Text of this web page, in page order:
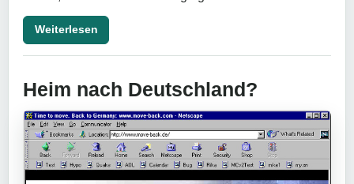
Weiterlesen
Heim nach Deutschland?